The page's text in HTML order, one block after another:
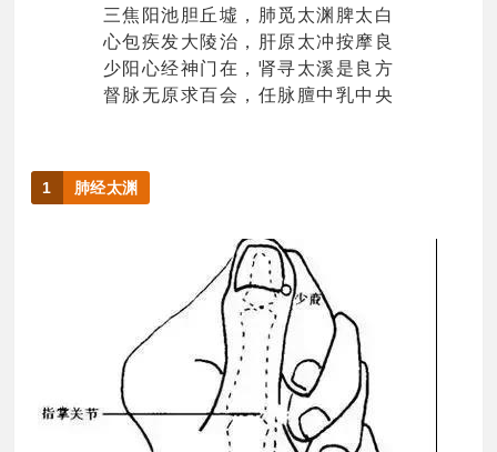
三焦阳池胆丘墟，肺觅太渊脾太白
心包疾发大陵治，肝原太冲按摩良
少阳心经神门在，肾寻太溪是良方
督脉无原求百会，任脉膻中乳中央
1 肺经太渊